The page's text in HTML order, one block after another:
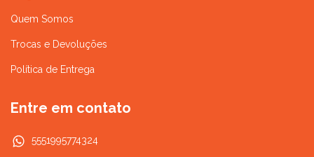
Quem Somos
Trocas e Devoluções
Política de Entrega
Entre em contato
5551995774324